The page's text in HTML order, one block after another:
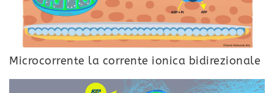
Microcorrente la corrente ionica bidirezionale